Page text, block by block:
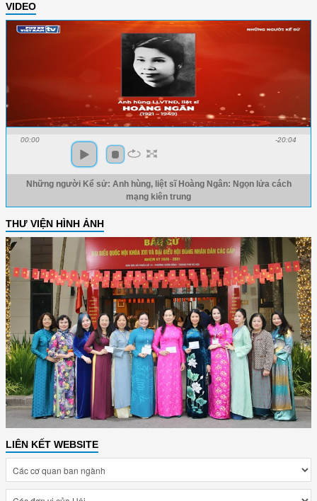
VIDEO
00:00 -20:04
Những người Kể sử: Anh hùng, liệt sĩ Hoàng Ngân: Ngọn lửa cách
mạng kiên trung
THƯ VIỆN HÌNH ẢNH
LIÊN KẾT WEBSITE